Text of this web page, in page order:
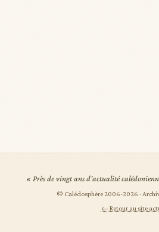
« Près de vingt ans d'actualité
© Calédosphère 2006-2026 ·
← Retour au site